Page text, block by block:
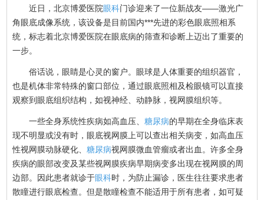
近日，北京博爱医院眼科门诊迎来了一位新战友——激光广
角眼底成像系统，该设备是目前国内***先进的彩色眼底照相系
统，标志着北京博爱医院在眼底病的筛查和诊断上迈出了重要的
一步。
俗话说，眼睛是心灵的窗户。眼球是人体重要的组织器官，
也是机体非常特殊的窗口部位，通过眼底照相及检眼镜可以直接
观察到眼底组织结构，如视神经、动静脉，视网膜组织等。
一些全身系统性疾病如高血压、糖尿病的早期在全身临床表
现不明显或没有时，眼底视网膜上可以查出相关病变，如高血压
性视网膜动脉硬化、糖尿病视网膜微血管瘤或者出血。许多全身
疾病的眼部改变及某些视网膜疾病早期病变多出现在视网膜的周
边部。因此患者就诊于眼科时，为防止漏诊，医生往往要求患者
散瞳进行眼底检查。但是散瞳检查不能适用于所有患者，如可疑